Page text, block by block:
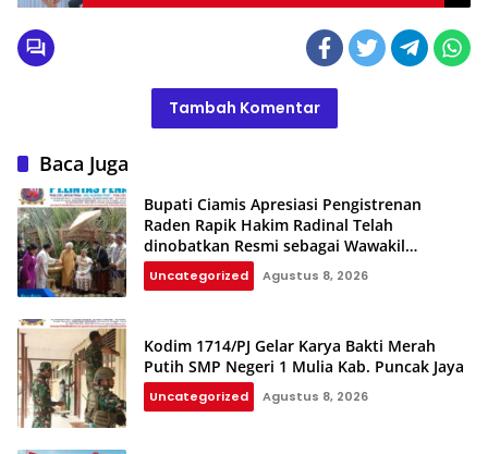
Tambah Komentar
Baca Juga
Bupati Ciamis Apresiasi Pengistrenan
Raden Rapik Hakim Radinal Telah
dinobatkan Resmi sebagai Wawakil
Kerajaan Galuh
Uncategorized Agustus 8, 2026
Kodim 1714/PJ Gelar Karya Bakti Merah
Putih SMP Negeri 1 Mulia Kab. Puncak Jaya
Uncategorized Agustus 8, 2026